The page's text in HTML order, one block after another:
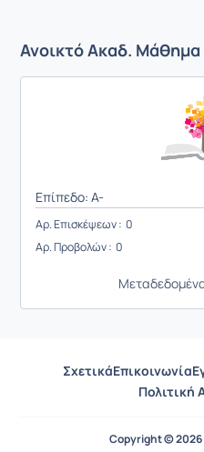
Ανοικτό Ακαδ. Μάθημα
Επίπεδο: A-
Αρ. Επισκέψεων : 0
Αρ. Προβολών : 0
ΣχετικάΕπικοινωνία
Πολιτική
Copyright ©